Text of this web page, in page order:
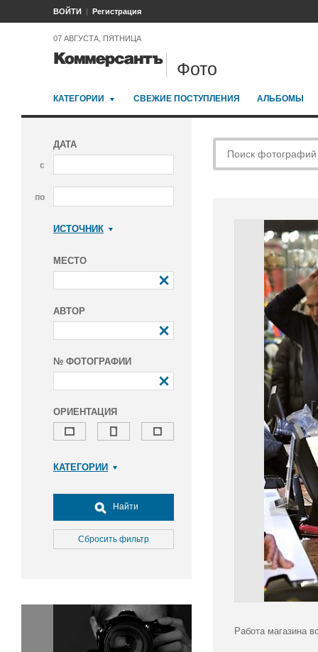
ВОЙТИ Регистрация
07 АВГУСТА, ПЯТНИЦА
Фото
КАТЕГОРИИ СВЕЖИЕ ПОСТУПЛЕНИЯ АЛЬБОМЫ
ДАТА
с
по
ИСТОЧНИК
МЕСТО
АВТОР
№ ФОТОГРАФИИ
ОРИЕНТАЦИЯ
КАТЕГОРИИ
Досуг, туризм и отдых
Культура
Медицина
Окружающая среда
Политика
Правосудие
Найти
Сбросить фильтр
Работа магазина